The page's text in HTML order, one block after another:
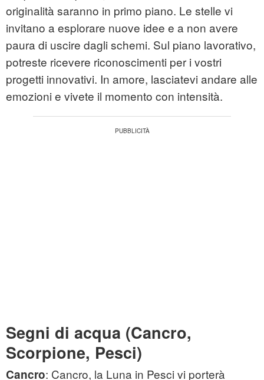
originalità saranno in primo piano. Le stelle vi
invitano a esplorare nuove idee e a non avere
paura di uscire dagli schemi. Sul piano lavorativo,
potreste ricevere riconoscimenti per i vostri
progetti innovativi. In amore, lasciatevi andare alle
emozioni e vivete il momento con intensità.
Segni di acqua (Cancro,
Scorpione, Pesci)
Cancro: Cancro, la Luna in Pesci vi porterà